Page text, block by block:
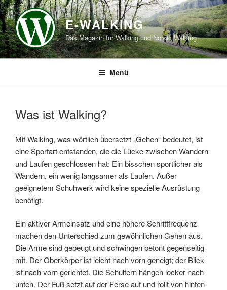
Zum
Inhalt
springen
E-WALKING
Das Magazin für Walking und Nordic Walking
Menü
Was ist Walking?
Mit Walking, was wörtlich übersetzt „Gehen“ bedeutet, ist
eine Sportart entstanden, die die Lücke zwischen Wandern
und Laufen geschlossen hat: Ein bisschen sportlicher als
Wandern, ein wenig langsamer als Laufen. Außer
geeignetem Schuhwerk wird keine spezielle Ausrüstung
benötigt.
Ein aktiver Armeinsatz und eine höhere Schrittfrequenz
machen den Unterschied zum gewöhnlichen Gehen aus.
Die Arme sind gebeugt und schwingen betont gegenseitig
mit. Der Oberkörper ist leicht nach vorn geneigt; der Blick
ist nach vorn gerichtet. Die Schultern hängen locker nach
unten. Der Fuß setzt auf der Ferse auf und rollt von hinten